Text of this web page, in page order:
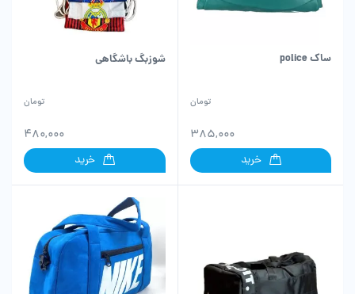
ساک police
385,000
تومان
خرید
شوزبگ باشگاهی
480,000
تومان
خرید